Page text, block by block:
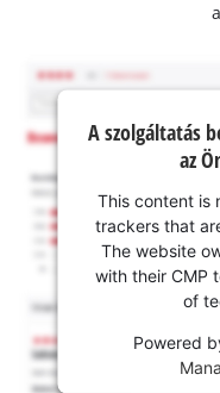
A szolgáltatás
az
This content is
trackers that
The website
with their CMP
of
Powered